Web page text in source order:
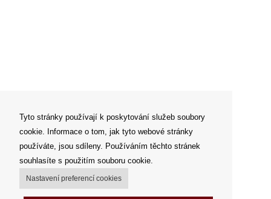
Tyto stránky používají k poskytování služeb soubory
cookie. Informace o tom, jak tyto webové stránky
používáte, jsou sdíleny. Používáním těchto stránek
souhlasíte s použitím souboru cookie.
Nastavení preferencí cookies